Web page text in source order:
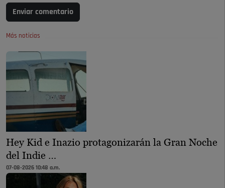
Enviar comentario
Más noticias
Hey Kid e Inazio protagonizarán la Gran Noche
del Indie …
07-08-2026 10:48 a.m.